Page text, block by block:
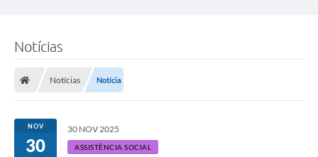
Notícias
Notícias Notícia
NOV
30
30 NOV 2025
ASSISTÊNCIA SOCIAL